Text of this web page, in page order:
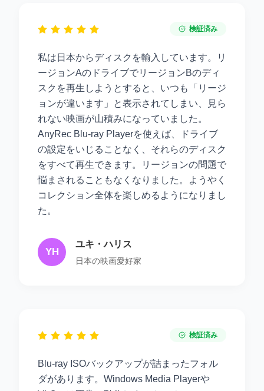
検証済み
私は日本からディスクを輸入しています。リ
ージョンAのドライブでリージョンBのディ
スクを再生しようとすると、いつも「リージ
ョンが違います」と表示されてしまい、見ら
れない映画が山積みになっていました。
AnyRec Blu-ray Playerを使えば、ドライブ
の設定をいじることなく、それらのディスク
をすべて再生できます。リージョンの問題で
悩まされることもなくなりました。ようやく
コレクション全体を楽しめるようになりまし
た。
YH
ユキ・ハリス
日本の映画愛好家
検証済み
Blu-ray ISOバックアップが詰まったフォル
ダがあります。Windows Media Playerや